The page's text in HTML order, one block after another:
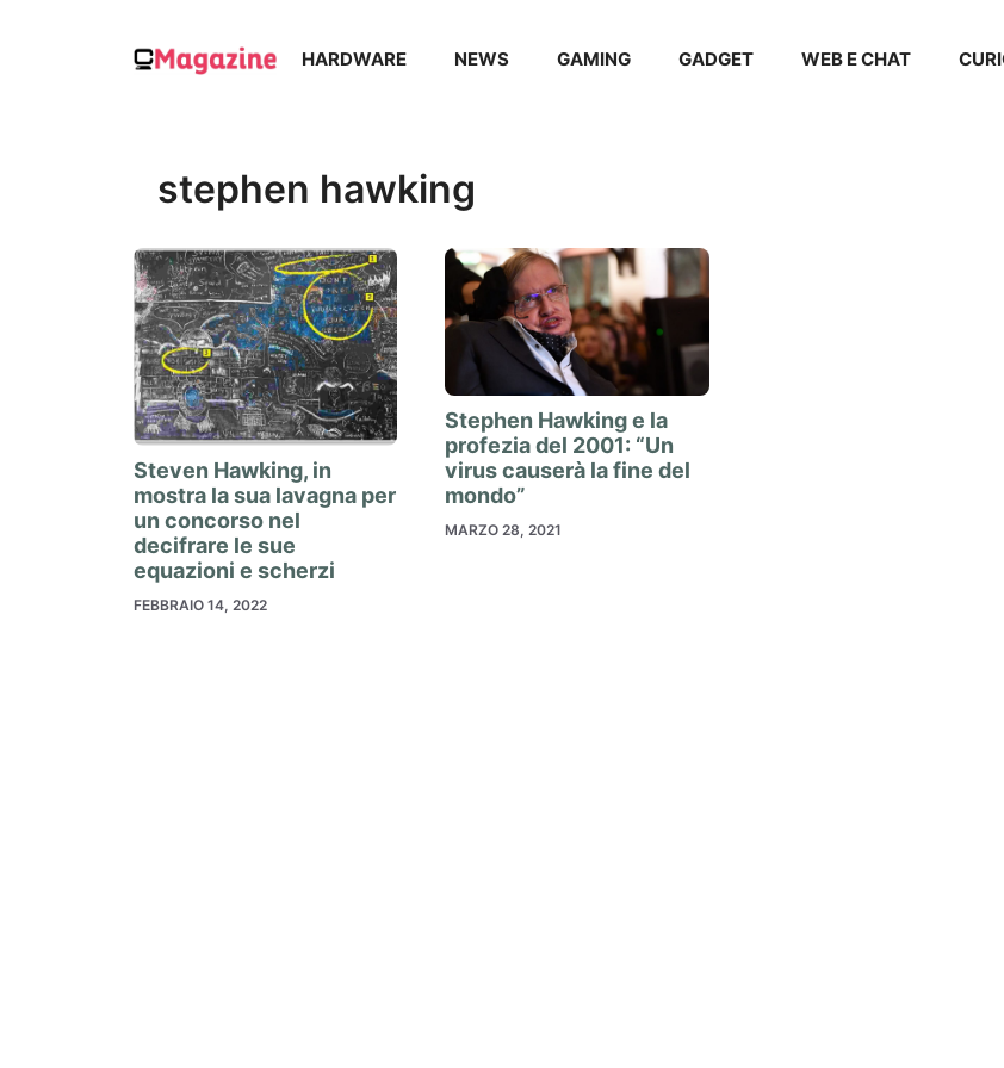
HARDWARE NEWS GAMING GADGET WEB E CHAT
stephen hawking
Steven Hawking, in
mostra la sua lavagna per
un concorso nel
decifrare le sue
equazioni e scherzi
FEBBRAIO 14, 2022
Stephen Hawking e la
profezia del 2001: “Un
virus causerà la fine del
mondo”
MARZO 28, 2021